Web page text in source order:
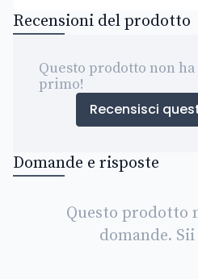
Recensioni del prodotto
Questo prodotto non
primo!
Recensisci
Domande e risposte
Questo prodotto
domande.